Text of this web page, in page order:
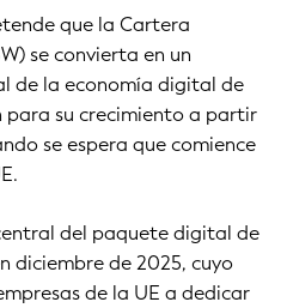
que la Cartera
se convierta en un
de la economía digital de
para su crecimiento a partir
se espera que comience
del paquete digital de
diciembre de 2025, cuyo
de la UE a dedicar